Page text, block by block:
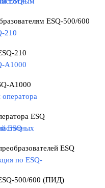
ESQ-500/600
210
A1000
ESQ
ESQ
500/600 (ПИД)